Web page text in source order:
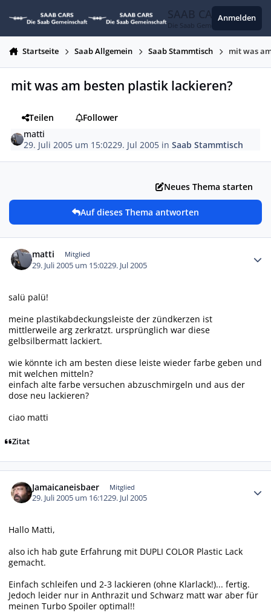
SAAB CARS
Die Saab Gemeinschaft
Anmelden
Startseite Saab Allgemein Saab Stammtisch mit was
mit was am besten plastik lackieren?
Teilen
Follower
matti
29. Juli 2005 um 15:0229. Jul 2005 inSaab Stammtisch
Neues Thema starten
Auf dieses Thema antworten
matti Mitglied
29. Juli 2005 um 15:0229. Jul 2005
salü palü!
meine plastikabdeckungsleiste der zündkerzen ist
mittlerweile arg zerkratzt. ursprünglich war diese
gelbsilbermatt lackiert.
wie könnte ich am besten diese leiste wieder farbe geben und
mit welchen mitteln?
einfach alte farbe versuchen abzuschmirgeln und aus der
dose neu lackieren?
ciao matti
Zitat
Jamaicaneisbaer Mitglied
29. Juli 2005 um 16:1229. Jul 2005
Hallo Matti,
also ich hab gute Erfahrung mit DUPLI COLOR Plastic Lack
gemacht.
Einfach schleifen und 2-3 lackieren (ohne Klarlack!)... fertig.
Jedoch leider nur in Anthrazit und Schwarz matt war aber für
meinen Turbo Spoiler optimal!!